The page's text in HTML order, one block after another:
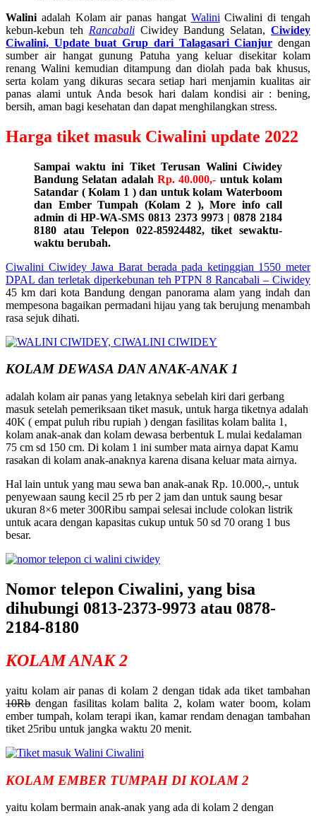
Walini adalah Kolam air panas hangat Walini Ciwalini di tengah
kebun-kebun teh RancabaliCiwidey Bandung Selatan,Ciwidey
Ciwalini, Update buat Grup dari Talagasari Cianjur dengan
sumber air hangat gunung Patuha yang keluar disekitar kolam
renang Walini kemudian ditampung dan diolah pada bak khusus,
serta kolam yang dikuras secara setiap hari menjamin kualitas air
panas alami untuk Anda besok hari dalam kondisi air : bening,
bersih, aman bagi kesehatan dan dapat menghilangkan stress.
Harga tiket masuk Ciwalini update 2022
Sampai waktu ini Tiket Terusan Walini Ciwidey
Bandung Selatan adalah Rp. 40.000,- untuk kolam
Satandar ( Kolam 1 ) dan untuk kolam Waterboom
dan Ember Tumpah (Kolam 2 ), More info call
admin di HP-WA-SMS 0813 2373 9973 | 0878 2184
8180 atau Telepon 022-85924482, tiket sewaktu-
waktu berubah.
Ciwalini Ciwidey Jawa Barat berada pada ketinggian 1550 meter
DPAL dan terletak diperkebunan teh PTPN 8 Rancabali – Ciwidey
45 km dari kota Bandung dengan panorama alam yang indah dan
mempesona bagaikan permadani hijau yang tak berujung menambah
rasa sejuk dihati.
KOLAM DEWASA DAN ANAK-ANAK 1
adalah kolam air panas yang letaknya sebelah kiri dari gerbang
masuk setelah pemeriksaan tiket masuk, untuk harga tiketnya adalah
40K ( empat puluh ribu rupiah ) dengan fasilitas kolam balita 1,
kolam anak-anak dan kolam dewasa berbentuk L mulai kedalaman
75 cm sd 150 cm. Di kolam 1 ini sumber mata airnya dapat Kamu
rasakan di kolam anak-anaknya karena disana keluar mata airnya.
Hal lain untuk yang mau sewa ban anak-anak Rp. 10.000,-, untuk
penyewaan saung kecil 25 rb per 2 jam dan untuk saung besar
ukuran 8×6 meter 300Ribu sampai selesai include colokan listrik
untuk acara dengan kapasitas cukup untuk 50 sd 70 orang 1 bus
besar.
Nomor telepon Ciwalini, yang bisa
dihubungi 0813-2373-9973 atau 0878-
2184-8180
KOLAM ANAK 2
yaitu kolam air panas di kolam 2 dengan tidak ada tiket tambahan
10Rb dengan fasilitas kolam balita 2, kolam water boom, kolam
ember tumpah, kolam terapi ikan, kamar rendam denagan tambahan
tiket 25ribu untuk jangka waktu 20 menit.
KOLAM EMBER TUMPAH DI KOLAM 2
yaitu kolam bermain anak-anak yang ada di kolam 2 dengan